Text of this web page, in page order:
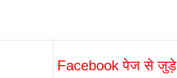
Facebook पेज से जुड़े